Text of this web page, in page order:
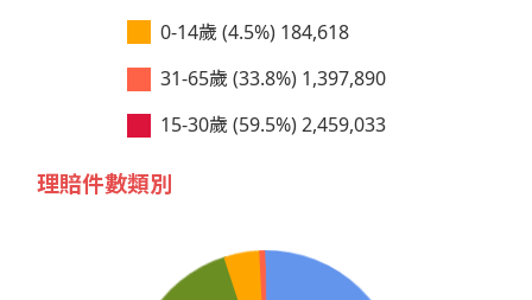
0-14歲 (4.5%) 184,618
31-65歲 (33.8%) 1,397,890
15-30歲 (59.5%) 2,459,033
理賠件數類別